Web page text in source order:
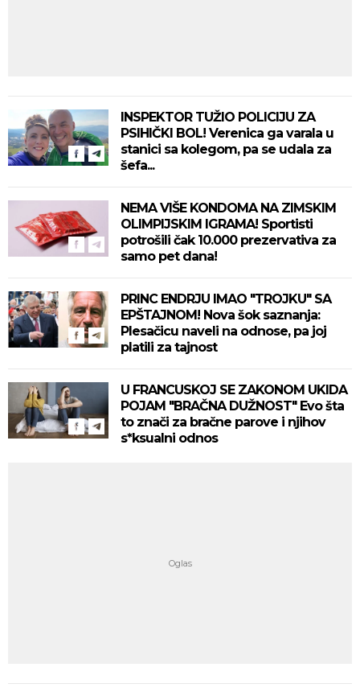
INSPEKTOR TUŽIO POLICIJU ZA
PSIHIČKI BOL! Verenica ga varala u
stanici sa kolegom, pa se udala za
šefa...
NEMA VIŠE KONDOMA NA ZIMSKIM
OLIMPIJSKIM IGRAMA! Sportisti
potrošili čak 10.000 prezervativa za
samo pet dana!
PRINC ENDRJU IMAO "TROJKU" SA
EPŠTAJNOM! Nova šok saznanja:
Plesačicu naveli na odnose, pa joj
platili za tajnost
U FRANCUSKOJ SE ZAKONOM UKIDA
POJAM "BRAČNA DUŽNOST" Evo šta
to znači za bračne parove i njihov
s*ksualni odnos